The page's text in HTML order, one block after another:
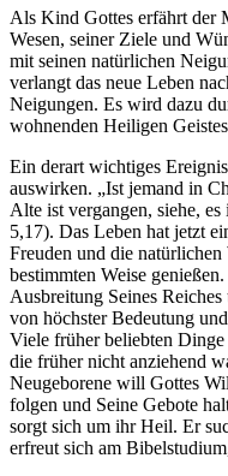
Als Kind Gottes erfährt der
Wesen, seiner Ziele und
mit seinen natürlichen
verlangt das neue Leben
Neigungen. Es wird dazu
wohnenden Heiligen
Ein derart wichtiges
auswirken. „Ist jemand in
Alte ist vergangen, siehe,
5,17). Das Leben hat jetzt
Freuden und die
bestimmten Weise
Ausbreitung Seines
von höchster Bedeutung
Viele früher beliebten
die früher nicht anziehend
Neugeborene will Gottes
folgen und Seine Gebote
sorgt sich um ihr Heil. Er
erfreut sich am